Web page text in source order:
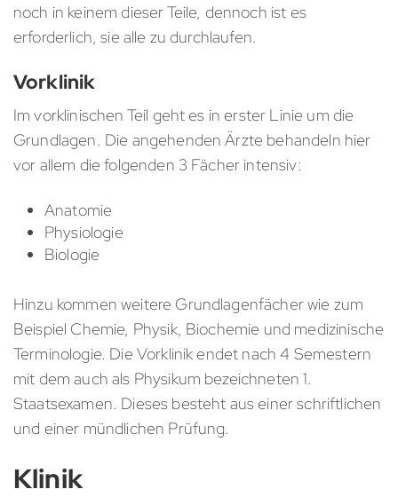
noch in keinem dieser Teile, dennoch ist es
erforderlich, sie alle zu durchlaufen.
Vorklinik
Im vorklinischen Teil geht es in erster Linie um die
Grundlagen. Die angehenden Ärzte behandeln hier
vor allem die folgenden 3 Fächer intensiv:
Anatomie
Physiologie
Biologie
Hinzu kommen weitere Grundlagenfächer wie zum
Beispiel Chemie, Physik, Biochemie und medizinische
Terminologie. Die Vorklinik endet nach 4 Semestern
mit dem auch als Physikum bezeichneten 1.
Staatsexamen. Dieses besteht aus einer schriftlichen
und einer mündlichen Prüfung.
Klinik